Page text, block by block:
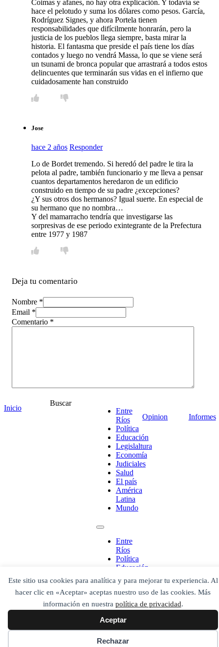
Este sitio usa cookies para analítica y para mejorar tu experiencia. Al
hacer clic en «Aceptar» aceptas nuestro uso de las cookies. Más
información en nuestra política de privacidad.
Aceptar
Rechazar
Coimas y afanes, no hay otra explicación. Y todavía se
hace el pelotudo y suma los dólares como pesos. García,
Rodríguez Signes, y ahora Portela tienen
responsabilidades que difícilmente honrarán, pero la
justicia de los pueblos llega siempre, basta mirar la
historia. El fantasma que preside el país tiene los días
contados y luego no vendrá Massa, lo que se viene será
un tsunami de bronca popular que arrastrará a todos estos
delincuentes que terminarán sus vidas en el infierno que
cuidadosamente han construido
Jose
hace 2 años Responder
Lo de Bordet tremendo. Si heredó del padre le tira la
pelota al padre, también funcionario y me lleva a pensar
cuantos departamentos heredaron de un edificio
construido en tiempo de su padre ¿excepciones?
¿Y sus otros dos hermanos? Igual suerte. En especial de
su hermano que no nombra…
Y del mamarracho tendría que investigarse las
sorpresivas de ese periodo exintegrante de la Prefectura
entre 1977 y 1987
Deja tu comentario
Nombre *
Email *
Comentario *
Inicio
Buscar
Entre
Ríos
Política
Educación
Legislaltura
Economía
Judiciales
Salud
El país
América
Latina
Mundo
Entre
Ríos
Política
Educación
Legislaltura
Economía
Judiciales
Salud
El país
América
Latina
Mundo
Opinion Informes
¡Ponete en contacto!
Escribe aquí abajo lo que desees buscar